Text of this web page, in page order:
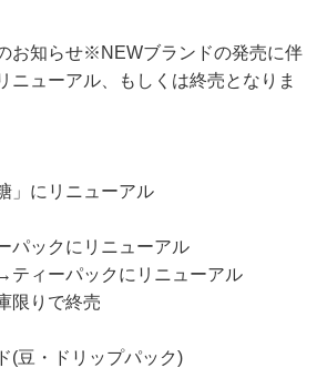
お知らせ※NEWブランドの発売に伴
ニューアル、もしくは終売となりま
」にリニューアル
パックにリニューアル
ティーパックにリニューアル
限りで終売
(豆・ドリップパック)